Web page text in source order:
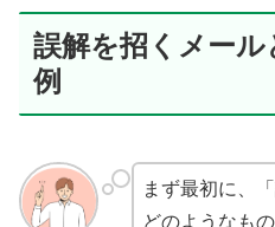
誤解を招くメー
例
まず最初に、
どのようなも